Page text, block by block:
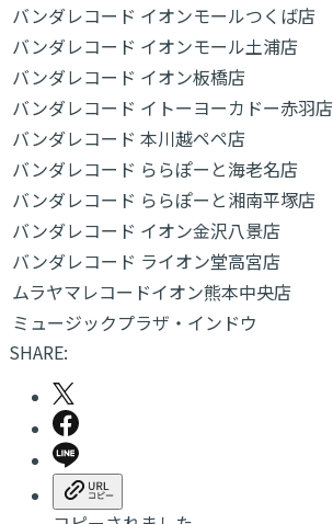
バンダレコード イオンモールつくば店
バンダレコード イオンモール土浦店
バンダレコード イオン板橋店
バンダレコード イトーヨーカドー赤羽店
バンダレコード 本川越ペペ店
バンダレコード ららぽーと海老名店
バンダレコード ららぽーと湘南平塚店
バンダレコード イオン金沢八景店
バンダレコード ライオン堂高宮店
ムラヤマレコードイオン熊本中央店
ミュージックプラザ・インドウ
SHARE: